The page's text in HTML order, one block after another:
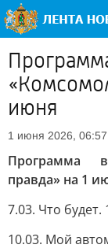
июня
1 июня 2026, 06:57
Программа
правда» на 1
7.03. Что будет.
10.03. Мой